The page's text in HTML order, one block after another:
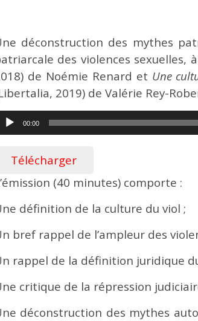
déconstruction des mythes
des violences sexuelles,
de Noémie Renard et Une
2019) de Valérie Rey-
Lecteur
00:00
Télécharger
(40 minutes) comporte :
définition de la culture du viol ;
bref rappel de l’ampleur des
rappel de la définition juridique
critique de la répression
déconstruction des mythes